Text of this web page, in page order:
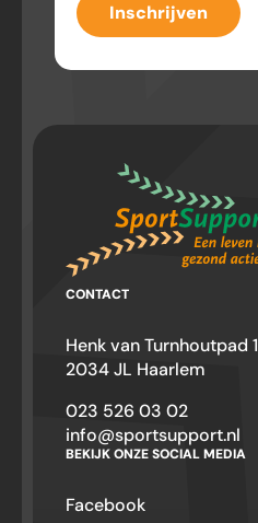
Inschrijven
CONTACT
Henk van Turnhoutpad 1
2034 JL Haarlem
023 526 03 02
info@sportsupport.nl
BEKIJK ONZE SOCIAL MEDIA
Facebook